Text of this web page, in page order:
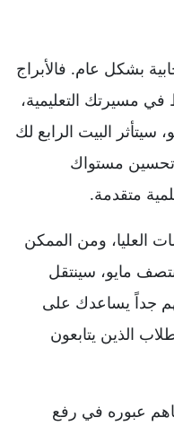
أن يشهد مواليد برج الأسد عام 2025 نتائج إيجابية بشكل عام. فالأبراج
في مسيرتك التعليمية،
البيت الرابع لك
تحسين مستواك
متقدمة.
العليا، ومن الممكن
مايو، سينتقل
جداً يساعدك على
الذين يتابعون
عبوره في رفع